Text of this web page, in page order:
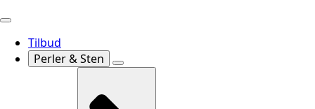
Tilbud
Perler & Sten